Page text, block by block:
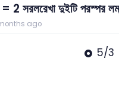
দুইটি পরস্পর লম্ব
ago
5/3